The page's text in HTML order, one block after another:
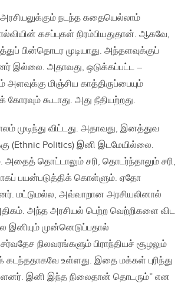
நடந்த கதையெல்லாம்
கசப்புகள் நிரம்பியதுதான். ஆகவே,
பின்தொடர முடியாது. அந்தளவுக்குப்
இல்லை. அதாவது, ஒடுக்கப்பட்ட –
மிஞ்சிய காத்திருப்பையும்
கூடாது. அது நீதியற்றது.
முடிந்து விட்டது. அதாவது, இனத்துவ
(Ethnic Politics) இனி இடமேயில்லை.
அதைத் தொட்டாலும் சரி, தொடர்ந்தாலும் சரி,
பயன்படுத்திக் கொள்ளும். ஏதோ
மட்டுமல்ல, அவ்வாறான அரசியலினால்
அந்த அரசியல் பெற்ற வெற்றிகளை விட
முன்னெடுப்பதால்
நிலவரங்களும் பிராந்தியச் சூழலும்
உள்ளது. இதை மக்கள் புரிந்து
இனி இந்த நிலைதான் தொடரும்” என